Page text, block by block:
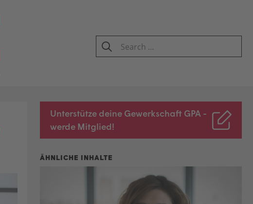
SEARCH
Search
for:
Unterstütze deine Gewerkschaft GPA -
werde Mitglied!